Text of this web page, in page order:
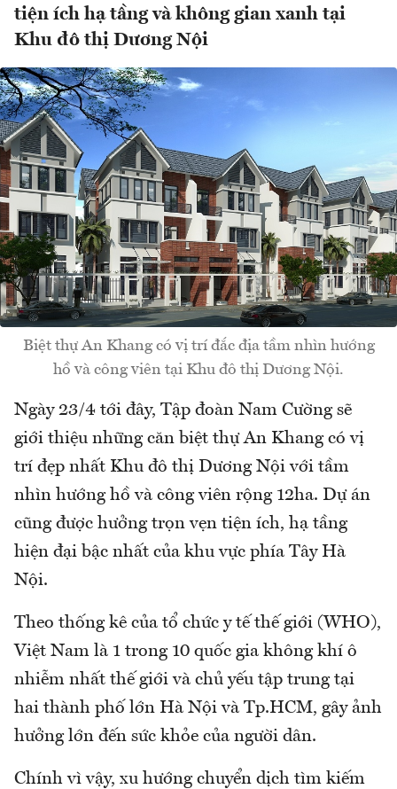
tiện ích hạ tầng và không gian xanh tại
Khu đô thị Dương Nội
Biệt thự An Khang có vị trí đắc địa tầm nhìn hướng
hồ và công viên tại Khu đô thị Dương Nội.
Ngày 23/4 tới đây, Tập đoàn Nam Cường sẽ
giới thiệu những căn biệt thự An Khang có vị
trí đẹp nhất Khu đô thị Dương Nội với tầm
nhìn hướng hồ và công viên rộng 12ha. Dự án
cũng được hưởng trọn vẹn tiện ích, hạ tầng
hiện đại bậc nhất của khu vực phía Tây Hà
Nội.
Theo thống kê của tổ chức y tế thế giới (WHO),
Việt Nam là 1 trong 10 quốc gia không khí ô
nhiễm nhất thế giới và chủ yếu tập trung tại
hai thành phố lớn Hà Nội và Tp.HCM, gây ảnh
hưởng lớn đến sức khỏe của người dân.
Chính vì vậy, xu hướng chuyển dịch tìm kiếm